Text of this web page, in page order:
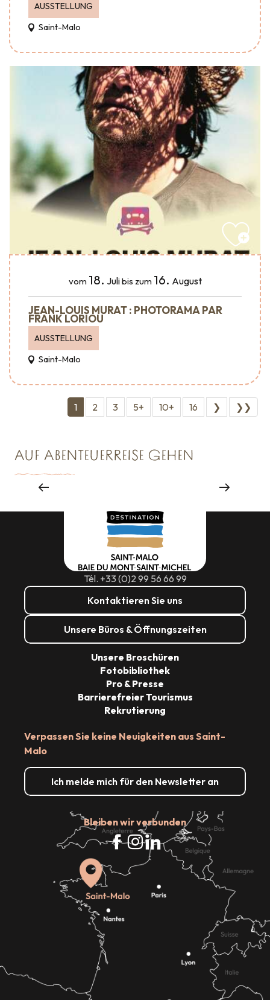
AUSSTELLUNG
Saint-Malo
vom 18. Julibis zum 16. August
JEAN-LOUIS MURAT : PHOTORAMA PAR
FRANK LORIOU
AUSSTELLUNG
Saint-Malo
1 2 3 5+ 10+ 16 ❯ ❯❯
AUF ABENTEUERREISE GEHEN
Tél. +33 (0)2 99 56 66 99
Kontaktieren Sie uns
Unsere Büros & Öffnungszeiten
Verpassen Sie keine Neuigkeiten aus Saint-
Malo
Ich melde mich für den Newsletter an
Bleiben wir verbunden
Unsere Broschüren
Fotobibliothek
Pro & Presse
Barrierefreier Tourismus
Rekrutierung